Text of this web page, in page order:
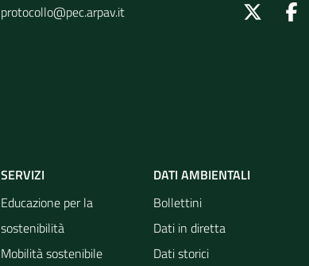
protocollo@pec.arpav.it Twitter
SERVIZI
Educazione per la
sostenibilità
Mobilità sostenibile
DATI AMBIENTALI
Bollettini
Dati in diretta
Dati storici